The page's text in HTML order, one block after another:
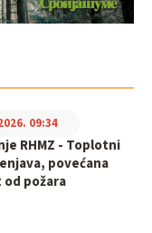
RHMZ - Toplotni
povećana
požara
09:34